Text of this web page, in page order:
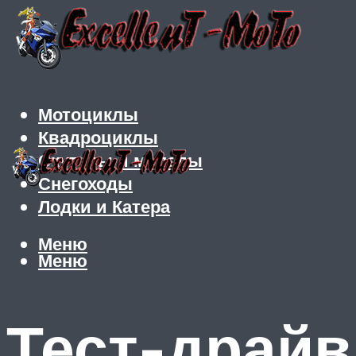
Мотоциклы
Квадроциклы
Скутеры и мопеды
Снегоходы
Лодки и Катера
Меню
Меню